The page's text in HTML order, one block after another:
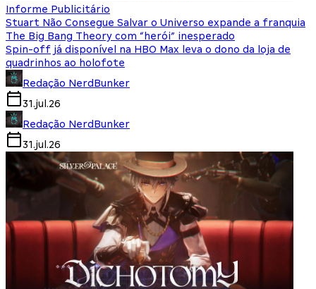
Informe Publicitário
Stuart Não Consegue Salvar o Universo expande a franquia
The Big Bang Theory com “herói” inesperado
Spin-off já disponível na HBO Max leva o dono da loja de
quadrinhos ao holofote
Redação NerdBunker
31.jul.26
Redação NerdBunker
31.jul.26